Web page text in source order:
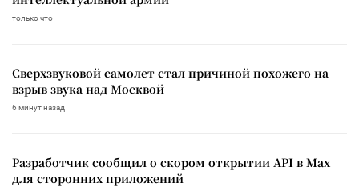
только что
Сверхзвуковой самолет стал причиной похожего на
взрыв звука над Москвой
6 минут назад
Разработчик сообщил о скором открытии API в Max
для сторонних приложений